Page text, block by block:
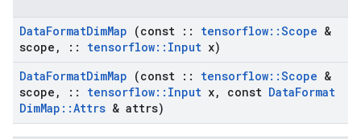
DataFormatDimMap (const :: tensorflow::Scope &
scope , :: tensorflow:: Input x)
DataFormatDimMap (const :: tensorflow::Scope &
scope , :: tensorflow:: Input x, const DataFormat
DimMap ::Attrs & attrs)